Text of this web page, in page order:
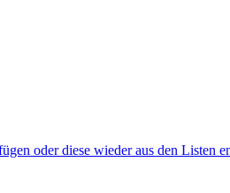
oder diese wieder aus den Listen